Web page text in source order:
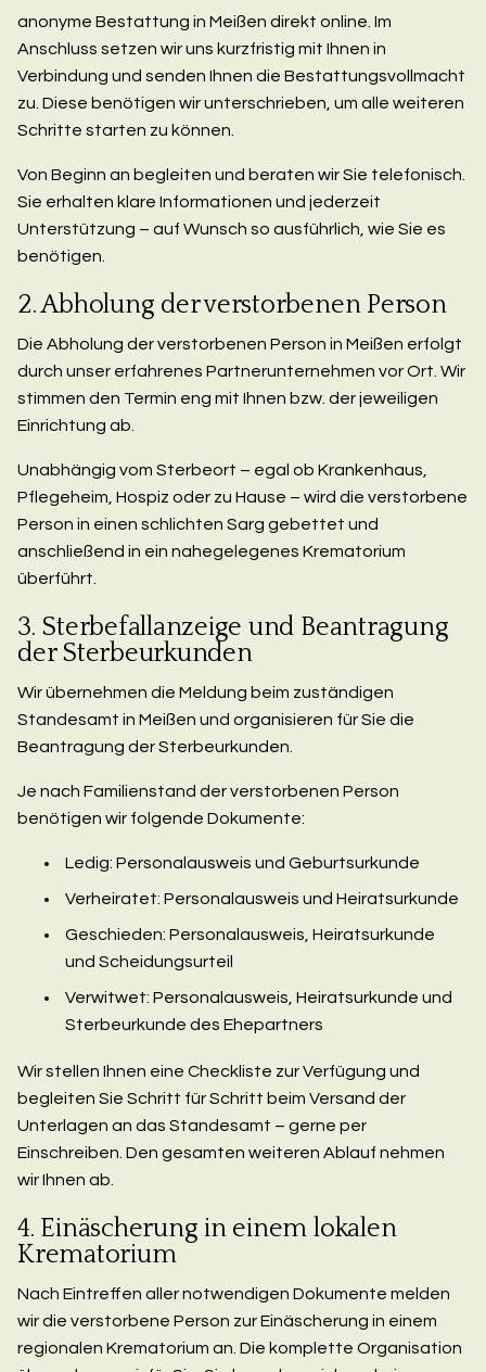
anonyme Bestattung in Meißen direkt online. Im
Anschluss setzen wir uns kurzfristig mit Ihnen in
Verbindung und senden Ihnen die Bestattungsvollmacht
zu. Diese benötigen wir unterschrieben, um alle weiteren
Schritte starten zu können.
Von Beginn an begleiten und beraten wir Sie telefonisch.
Sie erhalten klare Informationen und jederzeit
Unterstützung – auf Wunsch so ausführlich, wie Sie es
benötigen.
2. Abholung der verstorbenen Person
Die Abholung der verstorbenen Person in Meißen erfolgt
durch unser erfahrenes Partnerunternehmen vor Ort. Wir
stimmen den Termin eng mit Ihnen bzw. der jeweiligen
Einrichtung ab.
Unabhängig vom Sterbeort – egal ob Krankenhaus,
Pflegeheim, Hospiz oder zu Hause – wird die verstorbene
Person in einen schlichten Sarg gebettet und
anschließend in ein nahegelegenes Krematorium
überführt.
3. Sterbefallanzeige und Beantragung
der Sterbeurkunden
Wir übernehmen die Meldung beim zuständigen
Standesamt in Meißen und organisieren für Sie die
Beantragung der Sterbeurkunden.
Je nach Familienstand der verstorbenen Person
benötigen wir folgende Dokumente:
Ledig: Personalausweis und Geburtsurkunde
Verheiratet: Personalausweis und Heiratsurkunde
Geschieden: Personalausweis, Heiratsurkunde
und Scheidungsurteil
Verwitwet: Personalausweis, Heiratsurkunde und
Sterbeurkunde des Ehepartners
Wir stellen Ihnen eine Checkliste zur Verfügung und
begleiten Sie Schritt für Schritt beim Versand der
Unterlagen an das Standesamt – gerne per
Einschreiben. Den gesamten weiteren Ablauf nehmen
wir Ihnen ab.
4. Einäscherung in einem lokalen
Krematorium
Nach Eintreffen aller notwendigen Dokumente melden
wir die verstorbene Person zur Einäscherung in einem
regionalen Krematorium an. Die komplette Organisation